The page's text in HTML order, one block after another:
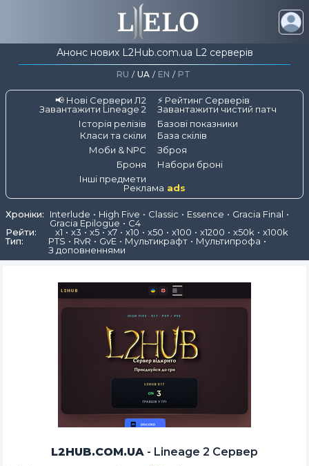
Анонс нових L2Hub.com.ua L2 серверів
RU / UA / EN / PT
📢 Нові Сервери Л2
⚡ Рейтинг Серверів
Завантажити Lineage 2
Завантажити чистий патч
Історія релізів
Базові показники
Класи та скіли
База скілів
Моби & NPC
Зброя
Броня
Набори броні
Інші предмети
Реклама ads
Хроніки: Interlude High Five Classic Essence
Gracia Final
Gracia Epilogue
C4
Рейти:
x1 x3 x5 x7 x10 x50 x100 x1200 x50k
x100k
Тип:
PTS RvR GvE Мультикрафт
Мультипрофа
З доповненнями
L2HUB.COM.UA - Lineage 2 Сервер